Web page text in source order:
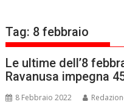
Tag: 8 febbraio
Le ultime dell’8
Ravanusa impegna
8 Febbraio 2022